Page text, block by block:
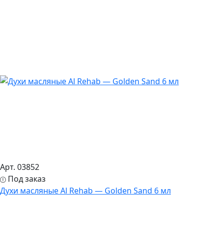
Арт. 03852
Под заказ
Духи масляные Al Rehab — Golden Sand 6 мл